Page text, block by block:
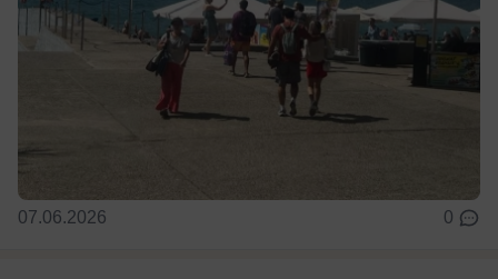
07.06.2026 0